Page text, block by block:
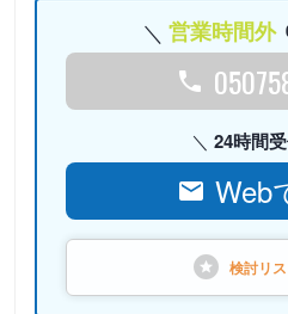
営業時間外
24時間
Web
検討リ